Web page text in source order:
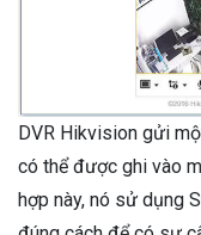
DVR Hikvision gửi
có thể được ghi vào
hợp này, nó sử dụng